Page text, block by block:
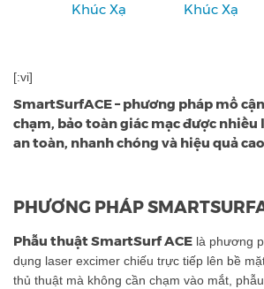
Khúc Xạ
Khúc Xạ
[:vi]
SmartSurfACE – phương pháp mổ
chạm, bảo toàn giác mạc được
an toàn, nhanh chóng và hiệu quả
PHƯƠNG PHÁP
Phẫu thuật SmartSurf ACE là phương
dụng laser excimer chiếu trực tiếp lên bề
thủ thuật mà không cần chạm vào mắt,